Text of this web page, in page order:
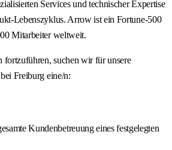
Services und technischer Expertise
Lebenszyklus. Arrow ist ein Fortune-500
Mitarbeiter weltweit.
fortzuführen, suchen wir für unsere
Freiburg eine/n:
Kundenbetreuung eines festgelegten